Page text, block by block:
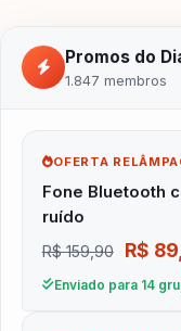
Promos do
1.847 membros
OFERTA
Fone Bluetooth
ruído
R$ 159,90 R$
Enviado para 14